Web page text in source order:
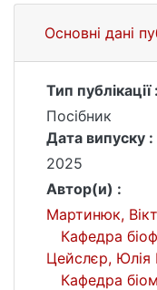
Основні дані
Тип публікації :
Посібник
Дата випуску :
2025
Автор(и) :
Мартинюк,
Кафедра
Цейслєр, Юлія
Кафедра